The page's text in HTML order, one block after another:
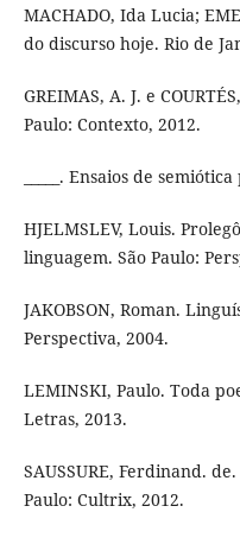
MACHADO, Ida Lucia;
do discurso hoje. Rio de
GREIMAS, A. J. e
Paulo: Contexto, 2012.
_____. Ensaios de
HJELMSLEV, Louis.
linguagem. São Paulo:
JAKOBSON, Roman.
Perspectiva, 2004.
LEMINSKI, Paulo. Toda
Letras, 2013.
SAUSSURE, Ferdinand.
Paulo: Cultrix, 2012.